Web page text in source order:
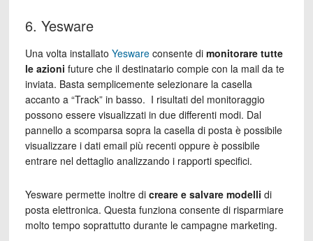
6. Yesware
Una volta installato Yeswareconsente di monitorare tutte
le azioni future che il destinatario compie con la mail da te
inviata. Basta semplicemente selezionare la casella
accanto a “Track” in basso. I risultati del monitoraggio
possono essere visualizzati in due differenti modi. Dal
pannello a scomparsa sopra la casella di posta è possibile
visualizzare i dati email più recenti oppure è possibile
entrare nel dettaglio analizzando i rapporti specifici.
Yesware permette inoltre dicreare e salvare modelli di
posta elettronica. Questa funziona consente di risparmiare
molto tempo soprattutto durante le campagne marketing.